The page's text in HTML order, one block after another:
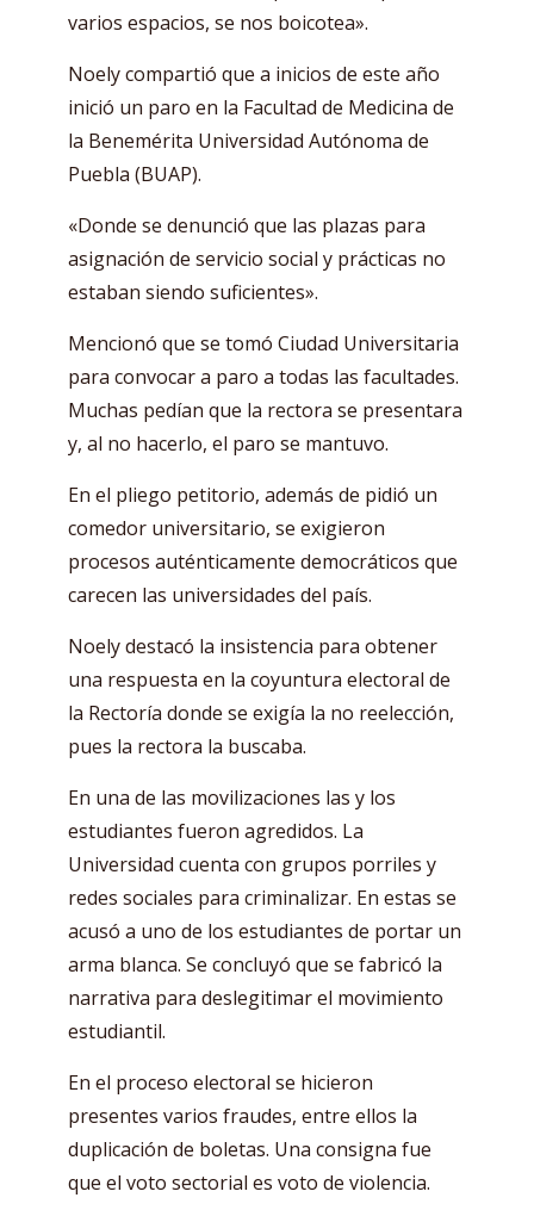
varios espacios, se nos boicotea».
Noely compartió que a inicios de este año
inició un paro en la Facultad de Medicina de
la Benemérita Universidad Autónoma de
Puebla (BUAP).
«Donde se denunció que las plazas para
asignación de servicio social y prácticas no
estaban siendo suficientes».
Mencionó que se tomó Ciudad Universitaria
para convocar a paro a todas las facultades.
Muchas pedían que la rectora se presentara
y, al no hacerlo, el paro se mantuvo.
En el pliego petitorio, además de pidió un
comedor universitario, se exigieron
procesos auténticamente democráticos que
carecen las universidades del país.
Noely destacó la insistencia para obtener
una respuesta en la coyuntura electoral de
la Rectoría donde se exigía la no reelección,
pues la rectora la buscaba.
En una de las movilizaciones las y los
estudiantes fueron agredidos. La
Universidad cuenta con grupos porriles y
redes sociales para criminalizar. En estas se
acusó a uno de los estudiantes de portar un
arma blanca. Se concluyó que se fabricó la
narrativa para deslegitimar el movimiento
estudiantil.
En el proceso electoral se hicieron
presentes varios fraudes, entre ellos la
duplicación de boletas. Una consigna fue
que el voto sectorial es voto de violencia.